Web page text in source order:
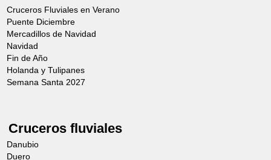
Cruceros Fluviales en Verano
Puente Diciembre
Mercadillos de Navidad
Navidad
Fin de Año
Holanda y Tulipanes
Semana Santa 2027
Cruceros fluviales
Danubio
Duero